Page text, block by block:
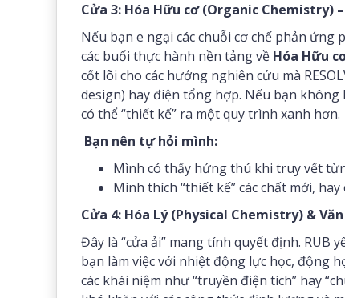
Cửa 3: Hóa Hữu cơ (Organic
Nếu bạn e ngại các chuỗi cơ chế phản
các buổi thực hành nền tảng về Hóa Hữu
cốt lõi cho các hướng nghiên cứu mà
design) hay điện tổng hợp. Nếu bạn
có thể “thiết kế” ra một quy trình xanh hơn.
Bạn nên tự hỏi mình:
Mình có thấy hứng thú khi truy vết
Mình thích “thiết kế” các chất mới,
Cửa 4: Hóa Lý (Physical Chemistry) &
Đây là “cửa ải” mang tính quyết định. RUB
bạn làm việc với nhiệt động lực học, động
các khái niệm như “truyền điện tích” hay